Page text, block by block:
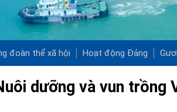
đoàn thể xã hội Hoạt động Đảng
dưỡng và vun trồng